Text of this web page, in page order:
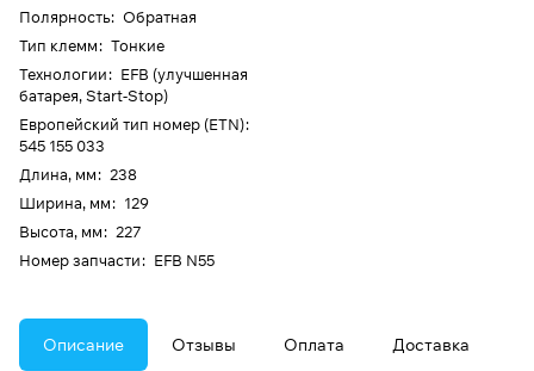
Полярность: Обратная
Тип клемм: Тонкие
Технологии: EFB (улучшенная
батарея, Start-Stop)
Европейский тип номер (ETN):
545 155 033
Длина, мм: 238
Ширина, мм: 129
Высота, мм: 227
Номер запчасти: EFB N55
Описание Отзывы Оплата Доставка